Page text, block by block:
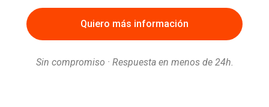
Sin compromiso · Respuesta en menos de 24h.